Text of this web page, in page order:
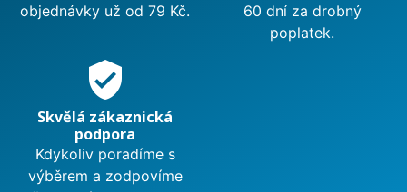
objednávky už od 79 Kč.
60 dní za drobný
poplatek.
verified_user
Skvělá zákaznická
podpora
Kdykoliv poradíme s
výběrem a zodpovíme